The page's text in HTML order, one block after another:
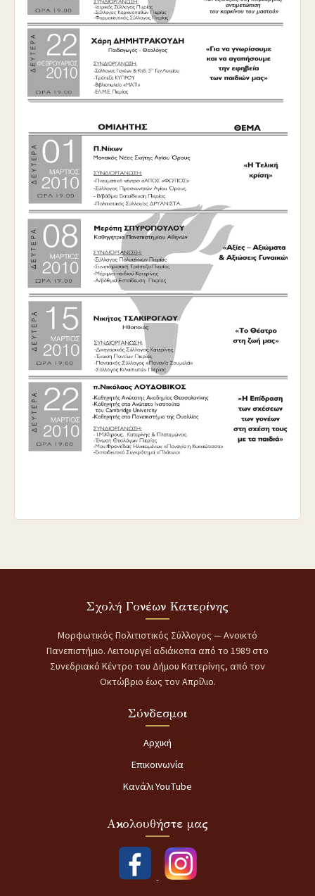
Σχολή Γονέων Κατερίνης
Μορφωτικός Πολιτιστικός Σύλλογος — Ανοικτό
Πανεπιστήμιο. Λειτουργεί αδιάκοπα από το 1989 στο
Συνεδριακό Κέντρο του Δήμου Κατερίνης, από τον
Οκτώβριο έως τον Απρίλιο.
Σύνδεσμοι
Αρχική
Επικοινωνία
Κανάλι YouTube
Ακολουθήστε μας